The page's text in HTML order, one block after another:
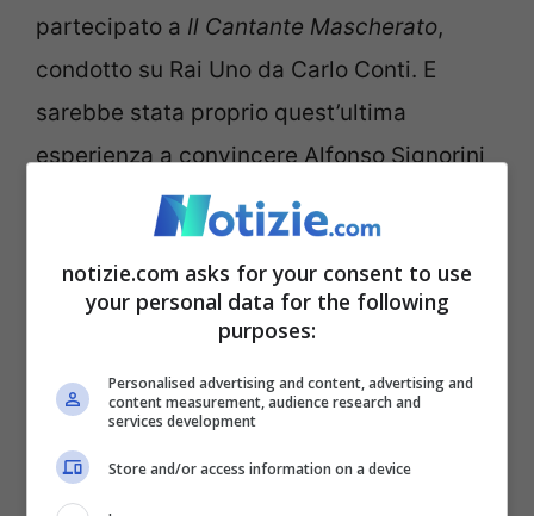
partecipato a Il Cantante Mascherato,
condotto su Rai Uno da Carlo Conti. E
sarebbe stata proprio quest’ultima
esperienza a convincere Alfonso Signorini
della validità della candidatura della
cantante per un posto nella casa più spiata
d’Italia.
notizie.com asks for your consent to use
your personal data for the following
purposes:
Personalised advertising and content, advertising and
content measurement, audience research and
services development
Store and/or access information on a device